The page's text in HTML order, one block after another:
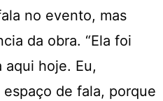
no evento, mas
da obra. “Ela foi
hoje. Eu,
de fala, porque